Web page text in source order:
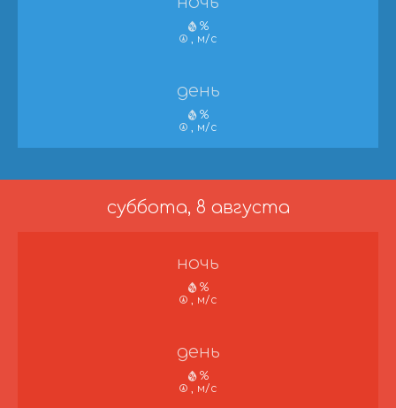
%
, м/с
день
%
, м/с
суббота, 8 августа
ночь
%
, м/с
день
%
, м/с